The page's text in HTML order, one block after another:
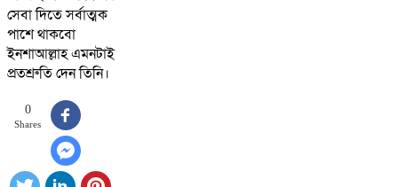
সেবা দিতে সর্বাত্মক
পাশে থাকবো
ইনশাআল্লাহ এমনটাই
প্রতশ্রুতি দেন তিনি।
0
Shares